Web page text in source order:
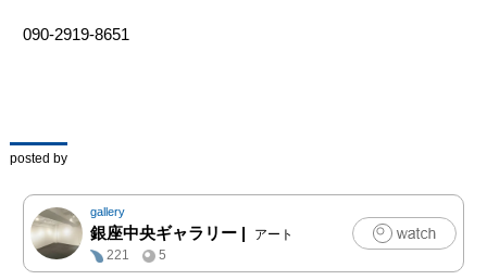
090-2919-8651
posted by
gallery
銀座中央ギャラリー |
アート
221
5